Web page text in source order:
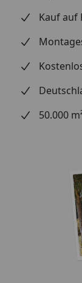
Kauf auf
50.000